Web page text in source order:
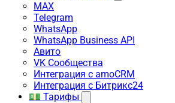
MAX
Telegram
WhatsApp
WhatsApp Business API
Авито
VK Сообщества
Интеграция с amoCRM
Интеграция с Битрикс24
💵 Тарифы